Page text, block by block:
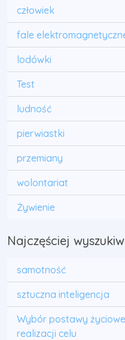
człowiek
fale
lodówki
Test
ludność
pierwiastki
przemiany
wolontariat
Żywienie
Najczęściej
samotność
sztuczna inteligencja
Wybór postawy
realizacji celu